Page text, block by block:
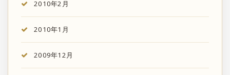
2010年2月
2010年1月
2009年12月